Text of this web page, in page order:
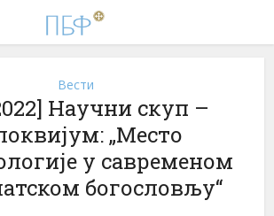
Вести
Научни скуп –
„Место
у савременом
богословљу“